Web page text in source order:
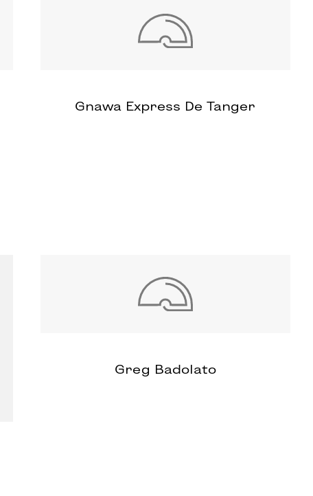
Gnawa Express De Tanger
Greg Badolato